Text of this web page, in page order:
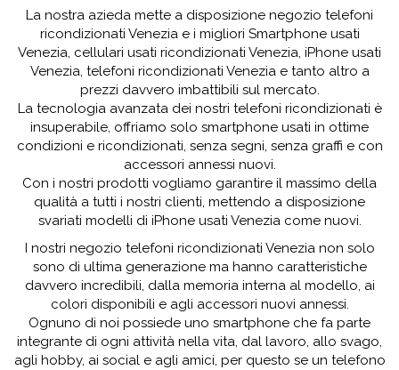
La nostra azieda mette a disposizione negozio telefoni
ricondizionati Venezia e i migliori Smartphone usati
Venezia, cellulari usati ricondizionati Venezia, iPhone usati
Venezia, telefoni ricondizionati Venezia e tanto altro a
prezzi davvero imbattibili sul mercato.
La tecnologia avanzata dei nostri telefoni ricondizionati è
insuperabile, offriamo solo smartphone usati in ottime
condizioni e ricondizionati, senza segni, senza graffi e con
accessori annessi nuovi.
Con i nostri prodotti vogliamo garantire il massimo della
qualità a tutti i nostri clienti, mettendo a disposizione
svariati modelli di iPhone usati Venezia come nuovi.
I nostri negozio telefoni ricondizionati Venezia non solo
sono di ultima generazione ma hanno caratteristiche
davvero incredibili, dalla memoria interna al modello, ai
colori disponibili e agli accessori nuovi annessi.
Ognuno di noi possiede uno smartphone che fa parte
integrante di ogni attività nella vita, dal lavoro, allo svago,
agli hobby, ai social e agli amici, per questo se un telefono